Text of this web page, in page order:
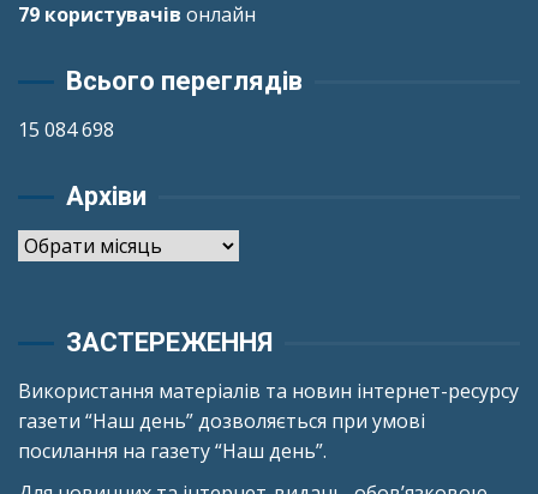
79 користувачів онлайн
Всього переглядів
15 084 698
Архіви
Архіви
ЗАСТЕРЕЖЕННЯ
Використання матеріалів та новин інтернет-ресурсу
газети “Наш день” дозволяється при умові
посилання на газету “Наш день”.